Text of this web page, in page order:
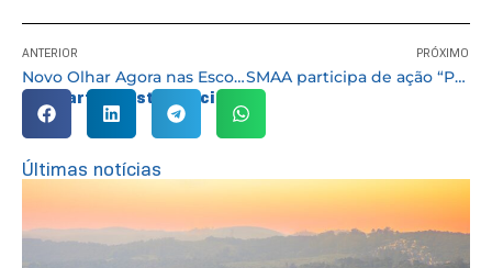
ANTERIOR
Novo Olhar Agora nas Escolas beneficia quase 90 crianças na 1ª edição
PRÓXIMO
SMAA participa de ação “Por Um Planeta Sustentável” com a distribuição de mudas e orientações
Compartilhe esta notícia:
Últimas notícias